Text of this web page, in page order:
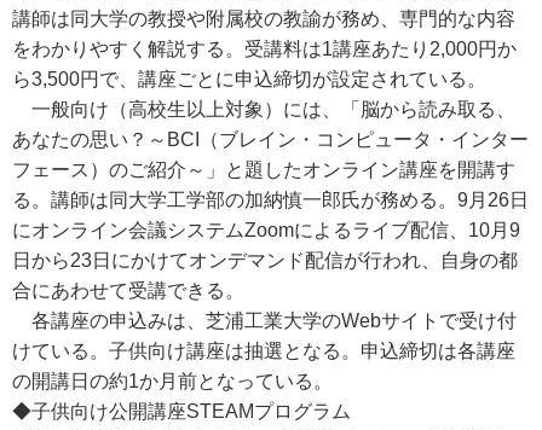
講師は同大学の教授や附属校の教諭が務め、専門的な内容
をわかりやすく解説する。受講料は1講座あたり2,000円か
ら3,500円で、講座ごとに申込締切が設定されている。
一般向け（高校生以上対象）には、「脳から読み取る、
あなたの思い？～BCI（ブレイン・コンピュータ・インター
フェース）のご紹介～」と題したオンライン講座を開講す
る。講師は同大学工学部の加納慎一郎氏が務める。9月26日
にオンライン会議システムZoomによるライブ配信、10月9
日から23日にかけてオンデマンド配信が行われ、自身の都
合にあわせて受講できる。
各講座の申込みは、芝浦工業大学のWebサイトで受け付
けている。子供向け講座は抽選となる。申込締切は各講座
の開講日の約1か月前となっている。
◆子供向け公開講座STEAMプログラム